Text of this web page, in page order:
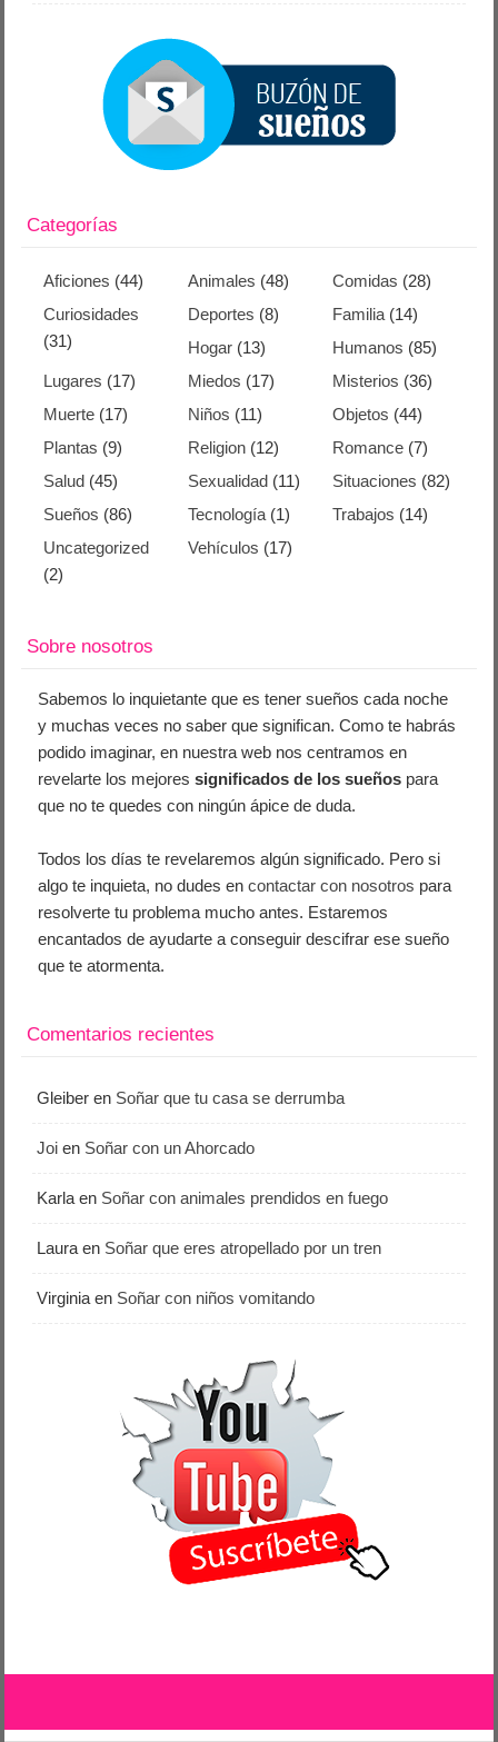
Categorías
Aficiones (44) Animales (48) Comidas (28)
Curiosidades
(31)
Deportes (8) Familia(14)
Hogar (13) Humanos (85)
Lugares (17) Miedos (17) Misterios (36)
Muerte (17) Niños (11) Objetos (44)
Plantas (9) Religion (12) Romance(7)
Salud (45) Sexualidad (11) Situaciones (82)
Sueños (86) Tecnología (1) Trabajos (14)
Uncategorized
(2)
Vehículos (17)
Sobre nosotros
Sabemos lo inquietante que es tener sueños cada noche
y muchas veces no saber que significan. Como te habrás
podido imaginar, en nuestra web nos centramos en
revelarte los mejoressignificados de los sueños para
que no te quedes con ningún ápice de duda.
Todos los días te revelaremos algún significado. Pero si
algo te inquieta, no dudes encontactar con nosotros para
resolverte tu problema mucho antes. Estaremos
encantados de ayudarte a conseguir descifrar ese sueño
que te atormenta.
Comentarios recientes
Gleiber en Soñar que tu casa se derrumba
Joi en Soñar con un Ahorcado
Karla en Soñar con animales prendidos en fuego
Laura en Soñar que eres atropellado por un tren
Virginia en Soñar con niños vomitando